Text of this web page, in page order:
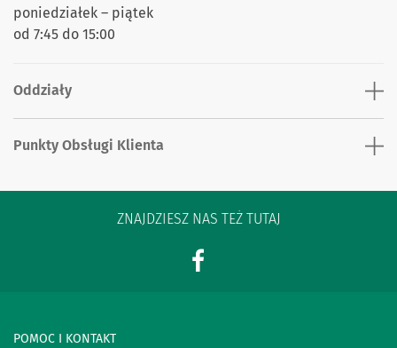
poniedziałek – piątek
od 7:45 do 15:00
Oddziały
Punkty Obsługi Klienta
ZNAJDZIESZ NAS TEŻ TUTAJ
POMOC I KONTAKT